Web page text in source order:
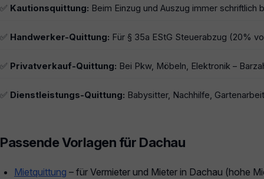
✅ Kautionsquittung: Beim Einzug und Auszug immer schriftlich
✅ Handwerker-Quittung: Für § 35a EStG Steuerabzug (20%
✅ Privatverkauf-Quittung: Bei Pkw, Möbeln, Elektronik –
✅ Dienstleistungs-Quittung: Babysitter, Nachhilfe,
Passende Vorlagen für Dachau
Mietquittung – für Vermieter und Mieter in Dachau (hohe